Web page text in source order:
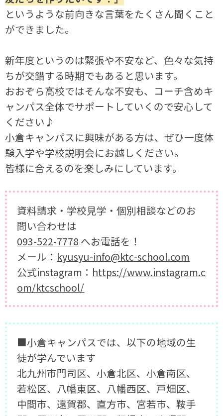
というような前向きな言葉をたくさん聞くこと
ができました。
新年度というのは緊張や不安など、色々な気持
ちが交錯する時期でもあると思います。
おおぞら高校ではそんな不安も、コーチ含めキ
ャンパス全体でサポートしていくので安心して
ください♪
小倉キャンパスに興味がある方は、ぜひ一度体
験入学や学校説明会にお越しください。
皆様に合えるのを楽しみにしています。
資料請求・学校見学・個別相談などのお
問い合わせは
093-522-7778 へお電話を！
メール： kyusyu-info@ktc-school.com
公式instagram： https://www.instagram.c
om/ktcschool/
■小倉キャンパスでは、以下の地域の生
徒が学んでいます
北九州市門司区、小倉北区、小倉南区、
若松区、八幡東区、八幡西区、戸畑区、
中間市、遠賀郡、直方市、宮若市、鞍手